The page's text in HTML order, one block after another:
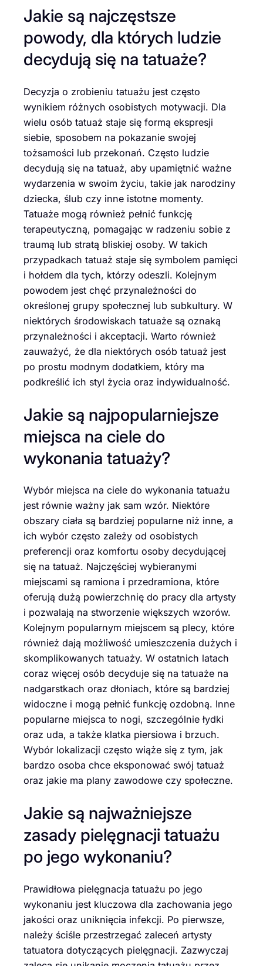
Jakie są najczęstsze
powody, dla których ludzie
decydują się na tatuaże?
Decyzja o zrobieniu tatuażu jest często
wynikiem różnych osobistych motywacji. Dla
wielu osób tatuaż staje się formą ekspresji
siebie, sposobem na pokazanie swojej
tożsamości lub przekonań. Często ludzie
decydują się na tatuaż, aby upamiętnić ważne
wydarzenia w swoim życiu, takie jak narodziny
dziecka, ślub czy inne istotne momenty.
Tatuaże mogą również pełnić funkcję
terapeutyczną, pomagając w radzeniu sobie z
traumą lub stratą bliskiej osoby. W takich
przypadkach tatuaż staje się symbolem pamięci
i hołdem dla tych, którzy odeszli. Kolejnym
powodem jest chęć przynależności do
określonej grupy społecznej lub subkultury. W
niektórych środowiskach tatuaże są oznaką
przynależności i akceptacji. Warto również
zauważyć, że dla niektórych osób tatuaż jest
po prostu modnym dodatkiem, który ma
podkreślić ich styl życia oraz indywidualność.
Jakie są najpopularniejsze
miejsca na ciele do
wykonania tatuaży?
Wybór miejsca na ciele do wykonania tatuażu
jest równie ważny jak sam wzór. Niektóre
obszary ciała są bardziej popularne niż inne, a
ich wybór często zależy od osobistych
preferencji oraz komfortu osoby decydującej
się na tatuaż. Najczęściej wybieranymi
miejscami są ramiona i przedramiona, które
oferują dużą powierzchnię do pracy dla artysty
i pozwalają na stworzenie większych wzorów.
Kolejnym popularnym miejscem są plecy, które
również dają możliwość umieszczenia dużych i
skomplikowanych tatuaży. W ostatnich latach
coraz więcej osób decyduje się na tatuaże na
nadgarstkach oraz dłoniach, które są bardziej
widoczne i mogą pełnić funkcję ozdobną. Inne
popularne miejsca to nogi, szczególnie łydki
oraz uda, a także klatka piersiowa i brzuch.
Wybór lokalizacji często wiąże się z tym, jak
bardzo osoba chce eksponować swój tatuaż
oraz jakie ma plany zawodowe czy społeczne.
Jakie są najważniejsze
zasady pielęgnacji tatuażu
po jego wykonaniu?
Prawidłowa pielęgnacja tatuażu po jego
wykonaniu jest kluczowa dla zachowania jego
jakości oraz uniknięcia infekcji. Po pierwsze,
należy ściśle przestrzegać zaleceń artysty
tatuatora dotyczących pielęgnacji. Zazwyczaj